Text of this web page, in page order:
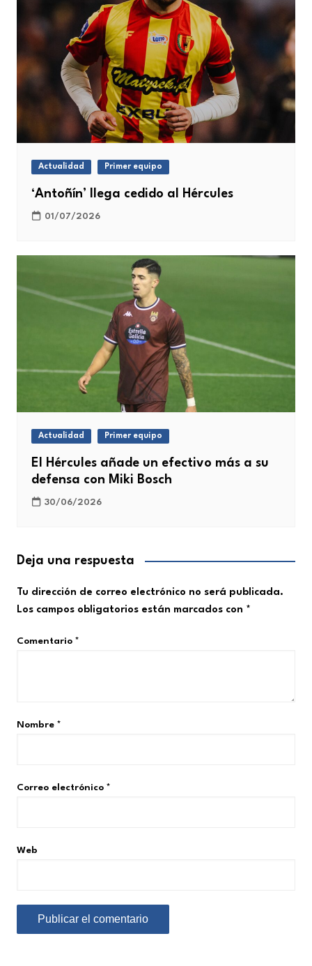
Actualidad Primer equipo
‘Antoñín’ llega cedido al Hércules
01/07/2026
Actualidad Primer equipo
El Hércules añade un efectivo más a su
defensa con Miki Bosch
30/06/2026
Deja una respuesta
Tu dirección de correo electrónico no será publicada.
Los campos obligatorios están marcados con *
Comentario *
Nombre *
Correo electrónico *
Web